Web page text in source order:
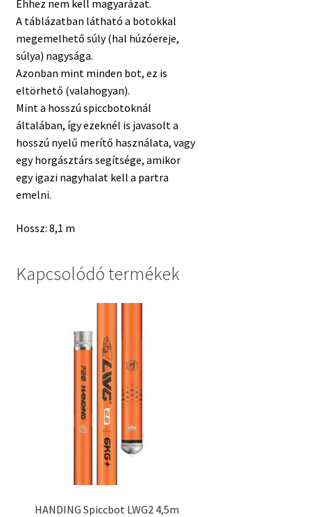
Ehhez nem kell magyarázat.
A táblázatban látható a botokkal
megemelhető súly (hal húzóereje,
súlya) nagysága.
Azonban mint minden bot, ez is
eltörhető (valahogyan).
Mint a hosszú spiccbotoknál
általában, így ezeknél is javasolt a
hosszú nyelű merítő használata, vagy
egy horgásztárs segítsége, amikor
egy igazi nagyhalat kell a partra
emelni.
Hossz: 8,1 m
Kapcsolódó termékek
HANDING Spiccbot LWG2 4,5m